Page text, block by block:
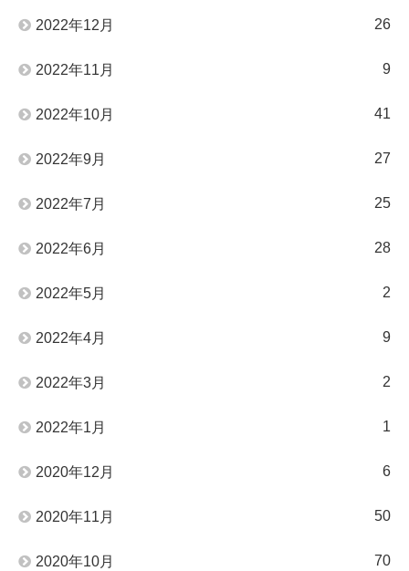
2022年12月 26
2022年11月 9
2022年10月 41
2022年9月 27
2022年7月 25
2022年6月 28
2022年5月 2
2022年4月 9
2022年3月 2
2022年1月 1
2020年12月 6
2020年11月 50
2020年10月 70